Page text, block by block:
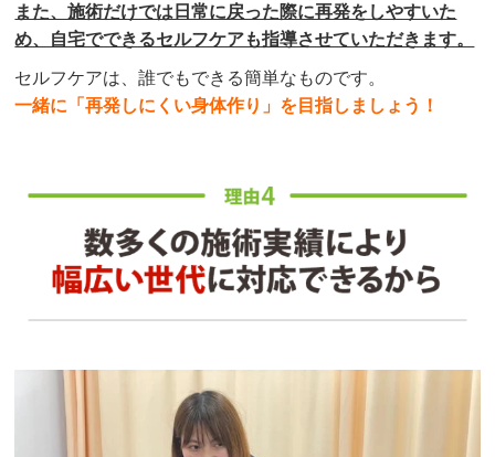
また、施術だけでは日常に戻った際に再発をしやすいた
め、自宅でできるセルフケアも指導させていただきます。
セルフケアは、誰でもできる簡単なものです。
一緒に「再発しにくい身体作り」を目指しましょう！